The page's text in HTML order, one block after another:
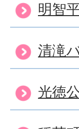
明智
清滝
光徳